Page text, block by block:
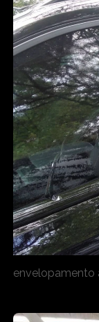
envelopamento